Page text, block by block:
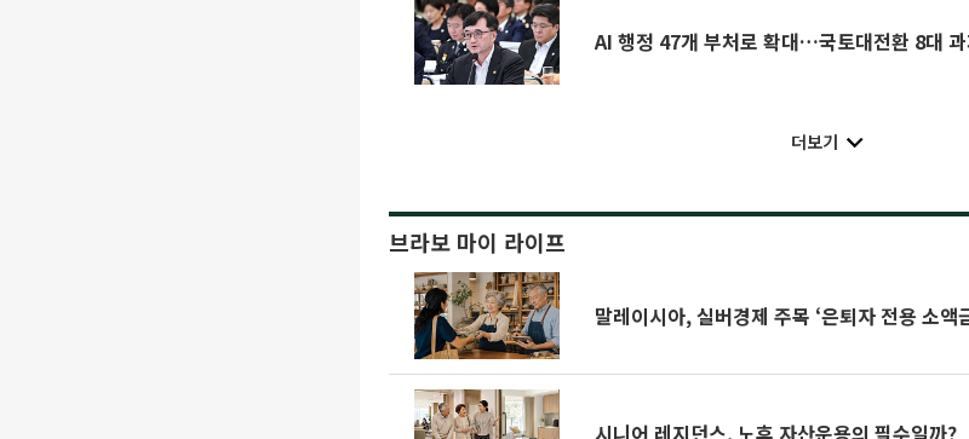
AI 행정 47개 부처로 확대…국토대전환 8대
더보기
브라보 마이 라이프
말레이시아, 실버경제 주목 ‘은퇴자 전용 소액
시니어 레지던스, 노후 자산운용의 필수일까?